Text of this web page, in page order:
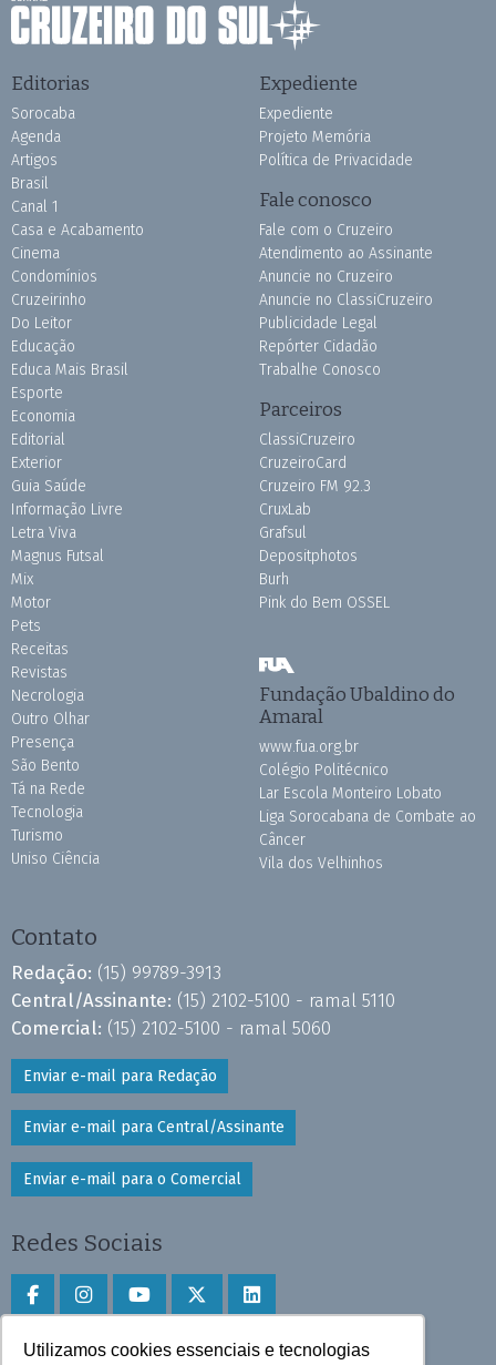
Utilizamos cookies essenciais e tecnologias
Editorias
Sorocaba
Agenda
Artigos
Brasil
Canal 1
Casa e Acabamento
Cinema
Condomínios
Cruzeirinho
Do Leitor
Educação
Educa Mais Brasil
Esporte
Economia
Editorial
Exterior
Guia Saúde
Informação Livre
Letra Viva
Magnus Futsal
Mix
Motor
Pets
Receitas
Revistas
Necrologia
Outro Olhar
Presença
São Bento
Tá na Rede
Tecnologia
Turismo
Uniso Ciência
Expediente
Expediente
Projeto Memória
Política de Privacidade
Fale conosco
Fale com o Cruzeiro
Atendimento ao Assinante
Anuncie no Cruzeiro
Anuncie no ClassiCruzeiro
Publicidade Legal
Repórter Cidadão
Trabalhe Conosco
Parceiros
ClassiCruzeiro
CruzeiroCard
Cruzeiro FM 92.3
CruxLab
Grafsul
Depositphotos
Burh
Pink do Bem OSSEL
Fundação Ubaldino do
Amaral
www.fua.org.br
Colégio Politécnico
Lar Escola Monteiro Lobato
Liga Sorocabana de Combate ao
Câncer
Vila dos Velhinhos
Contato
Redação: (15) 99789-3913
Central/Assinante: (15) 2102-5100 - ramal 5110
Comercial: (15) 2102-5100 - ramal 5060
Enviar e-mail para Redação
Enviar e-mail para Central/Assinante
Enviar e-mail para o Comercial
Redes Sociais